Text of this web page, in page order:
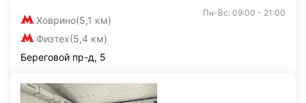
Ховрино(5,1 км)
Физтех(5,4 км)
Пн-Вс: 09:00 - 21:00
Береговой пр-д, 5